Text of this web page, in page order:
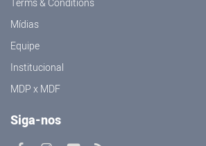
Terms & Conditions
Mídias
Equipe
Institucional
MDP x MDF
Siga-nos